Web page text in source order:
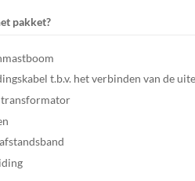
pakket?
t.b.v. het verbinden van de